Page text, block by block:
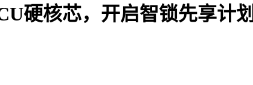
硬核芯，开启智锁先享计划